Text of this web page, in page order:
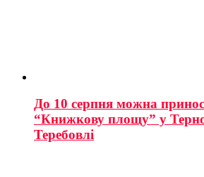
До 10 серпня можна
“Книжкову площу” у
Теребовлі